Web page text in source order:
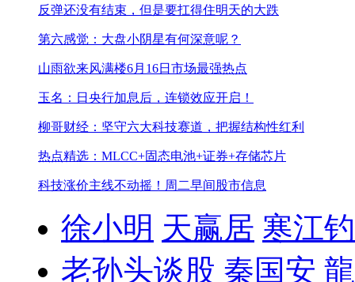
反弹还没有结束，但是要扛得住明天的大跌
第六感觉：大盘小阴星有何深意呢？
山雨欲来风满楼6月16日市场最强热点
玉名：日央行加息后，连锁效应开启！
柳哥财经：坚守六大科技赛道，把握结构性红利
热点精选：MLCC+固态电池+证券+存储芯片
科技涨价主线不动摇！ 周二早间股市信息
徐小明 天赢居 寒江
老孙头谈股 秦国安